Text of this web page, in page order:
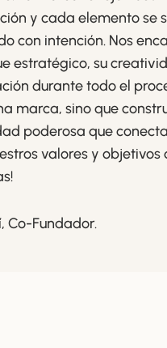
y cada elemento se
con intención. Nos
estratégico, su
durante todo el
marca, sino que
poderosa que
valores y objetivos
Co-Fundador.